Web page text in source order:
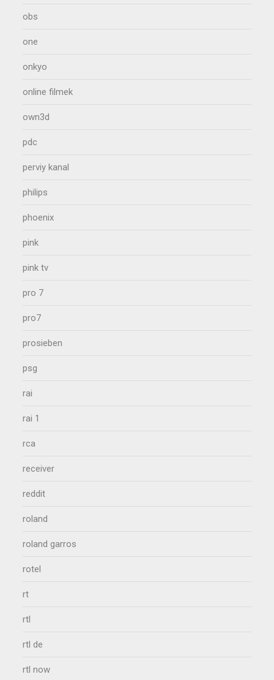
obs
one
onkyo
online filmek
own3d
pdc
perviy kanal
philips
phoenix
pink
pink tv
pro 7
pro7
prosieben
psg
rai
rai 1
rca
receiver
reddit
roland
roland garros
rotel
rt
rtl
rtl de
rtl now